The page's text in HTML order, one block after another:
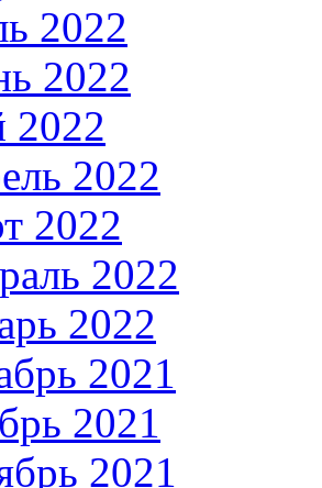
2022
2022
2022
2022
2022
2022
2021
2021
2021